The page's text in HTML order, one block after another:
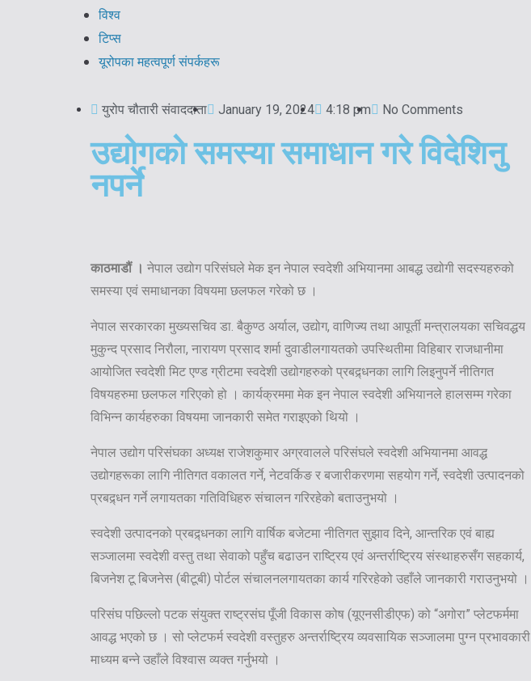
विश्व
टिप्स
यूरोपका महत्वपूर्ण संपर्कहरू
युरोप चौतारी संवाददाता January 19, 2024 4:18 pm No Comments
उद्योगको समस्या समाधान गरे विदेशिनु
नपर्ने
काठमाडौं । नेपाल उद्योग परिसंघले मेक इन नेपाल स्वदेशी अभियानमा आबद्ध उद्योगी सदस्यहरुको
समस्या एवं समाधानका विषयमा छलफल गरेको छ ।
नेपाल सरकारका मुख्यसचिव डा. बैकुण्ठ अर्याल, उद्योग, वाणिज्य तथा आपूर्ती मन्त्रालयका सचिवद्धय
मुकुन्द प्रसाद निरौला, नारायण प्रसाद शर्मा दुवाडीलगायतको उपस्थितीमा विहिबार राजधानीमा
आयोजित स्वदेशी मिट एण्ड ग्रीटमा स्वदेशी उद्योगहरुको प्रबद्र्धनका लागि लिइनुपर्ने नीतिगत
विषयहरुमा छलफल गरिएको हो । कार्यक्रममा मेक इन नेपाल स्वदेशी अभियानले हालसम्म गरेका
विभिन्न कार्यहरुका विषयमा जानकारी समेत गराइएको थियो ।
नेपाल उद्योग परिसंघका अध्यक्ष राजेशकुमार अग्रवालले परिसंघले स्वदेशी अभियानमा आवद्ध
उद्योगहरूका लागि नीतिगत वकालत गर्ने, नेटवर्किङ र बजारीकरणमा सहयोग गर्ने, स्वदेशी उत्पादनको
प्रबद्र्धन गर्ने लगायतका गतिविधिहरु संचालन गरिरहेको बताउनुभयो ।
स्वदेशी उत्पादनको प्रबद्र्धनका लागि वार्षिक बजेटमा नीतिगत सुझाव दिने, आन्तरिक एवं बाह्य
सञ्जालमा स्वदेशी वस्तु तथा सेवाको पहुँच बढाउन राष्ट्रिय एवं अन्तर्राष्ट्रिय संस्थाहरुसँग सहकार्य,
बिजनेश टू बिजनेस (बीटूबी) पोर्टल संचालनलगायतका कार्य गरिरहेको उहाँले जानकारी गराउनुभयो ।
परिसंघ पछिल्लो पटक संयुक्त राष्ट्रसंघ पूँजी विकास कोष (यूएनसीडीएफ) को “अगोरा” प्लेटफर्ममा
आवद्ध भएको छ । सो प्लेटफर्म स्वदेशी वस्तुहरु अन्तर्राष्ट्रिय व्यवसायिक सञ्जालमा पुग्न प्रभावकारी
माध्यम बन्ने उहाँले विश्वास व्यक्त गर्नुभयो ।